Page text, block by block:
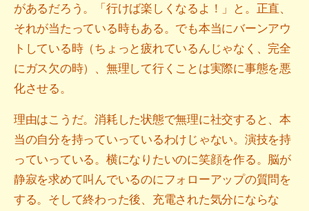
があるだろう。「行けば楽しくなるよ！」と。正直、
それが当たっている時もある。でも本当にバーンアウ
トしている時（ちょっと疲れているんじゃなく、完全
にガス欠の時）、無理して行くことは実際に事態を悪
化させる。
理由はこうだ。消耗した状態で無理に社交すると、本
当の自分を持っていっているわけじゃない。演技を持
っていっている。横になりたいのに笑顔を作る。脳が
静寂を求めて叫んでいるのにフォローアップの質問を
する。そして終わった後、充電された気分にならな